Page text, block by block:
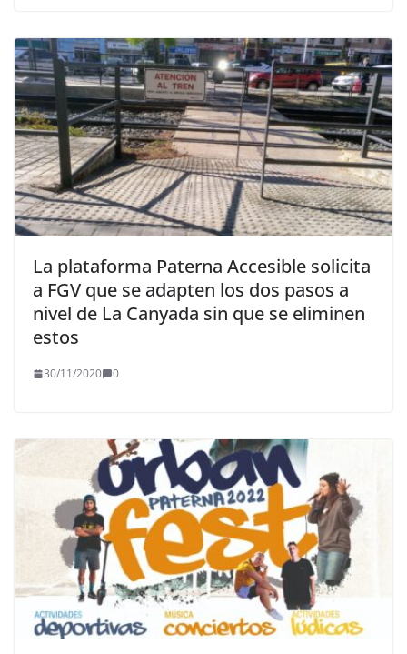
La plataforma Paterna Accesible solicita
a FGV que se adapten los dos pasos a
nivel de La Canyada sin que se eliminen
estos
30/11/2020 0